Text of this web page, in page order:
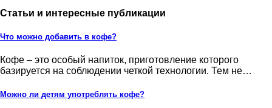
Статьи и интересные публикации
Что можно добавить в кофе?
Кофе – это особый напиток, приготовление которого
базируется на соблюдении четкой технологии. Тем не…
Можно ли детям употреблять кофе?